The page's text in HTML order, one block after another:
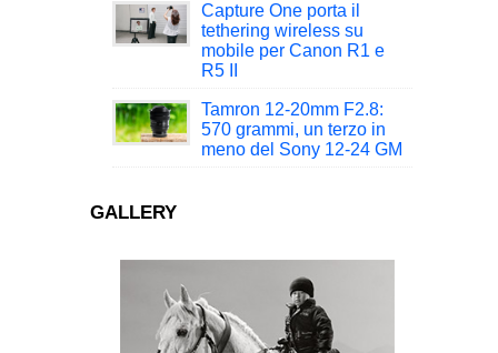
Capture One porta il
tethering wireless su
mobile per Canon R1 e
R5 II
Tamron 12-20mm F2.8:
570 grammi, un terzo in
meno del Sony 12-24 GM
GALLERY